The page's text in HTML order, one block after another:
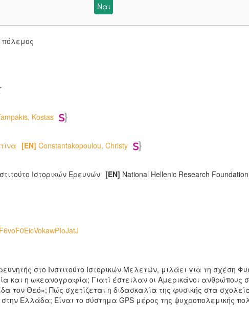
Ναι
πόλεμος
Kostas
[EN] Constantakopoulou, Christy
Ιστορικών Ερευνών [EN] National Hellenic Research
στο Ινστιτούτο Ιστορικών Μελετών, μιλάει για τη σχέση
και η ωκεανογραφία; Γιατί έστειλαν οι Αμερικάνοι ανθρώπους
τον Θεό»; Πώς σχετίζεται η διδασκαλία της φυσικής στα
στην Ελλάδα; Είναι το σύστημα GPS μέρος της ψυχροπολεμικής